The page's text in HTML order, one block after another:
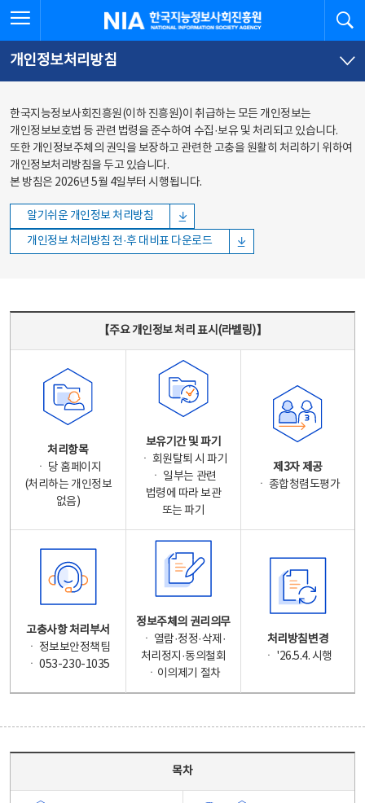
바로가기
바로가기
한국지능정보사회진흥원
개인정보처리방침
한국지능정보사회진흥원(이하 진흥원)이 취급하는 모든 개인정보는
개인정보보호법 등 관련 법령을 준수하여 수집·보유 및 처리되고 있습니다.
또한 개인정보주체의 권익을 보장하고 관련한 고충을 원활히 처리하기 위하여
개인정보처리방침을 두고 있습니다.
본 방침은 2026년 5월 4일부터 시행됩니다.
알기쉬운 개인정보 처리방침
개인정보 처리방침 전·후 대비표 다운로드
【주요 개인정보 처리 표시(라벨링)】
처리항목
ㆍ 당 홈페이지
(처리하는 개인정보
없음)
보유기간 및 파기
ㆍ 회원탈퇴 시 파기
ㆍ 일부는 관련
법령에 따라 보관
또는 파기
제3자 제공
ㆍ 종합청렴도평가
고충사항 처리부서
ㆍ 정보보안정책팀
ㆍ 053-230-1035
정보주체의 권리의무
ㆍ 열람·정정·삭제·
처리정지·동의철회
ㆍ이의제기 절차
처리방침변경
ㆍ '26.5.4. 시행
목차